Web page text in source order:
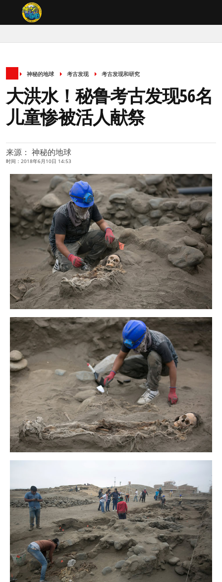
神秘的地球 考古发现 考古发现和研究
大洪水！秘鲁考古发现56名
儿童惨被活人献祭
来源： 神秘的地球
时间：2018年6月10日 14:53